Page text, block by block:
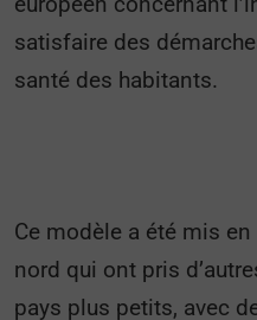
satisfaire des
santé des habitants.
Ce modèle a été mis
nord qui ont pris
pays plus petits, avec